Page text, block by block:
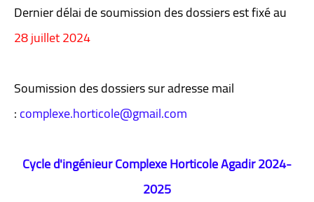
Dernier délai de soumission des dossiers est fixé au
28 juillet 2024
Soumission des dossiers sur adresse mail
:complexe.horticole@gmail.com
Cycle d'ingénieur Complexe Horticole Agadir 2024-
2025